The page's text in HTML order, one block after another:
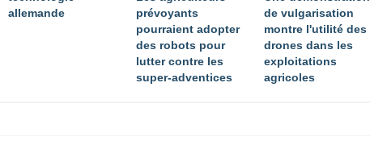
allemande
prévoyants
pourraient adopter
des robots pour
lutter contre les
super-adventices
de vulgarisation
montre l'utilité des
drones dans les
exploitations
agricoles